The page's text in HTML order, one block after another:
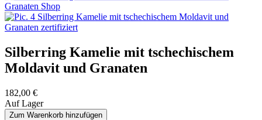
Silberring Kamelie mit tschechischem
Moldavit und Granaten
182,00 €
Auf Lager